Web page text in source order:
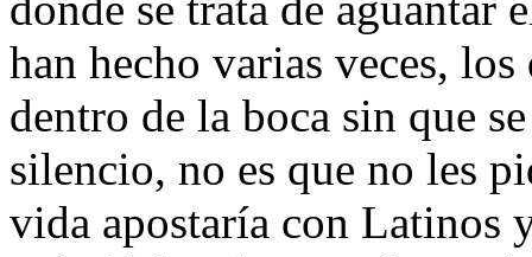
han hecho varias veces,
dentro de la boca sin que
silencio, no es que no les
vida apostaría con Latinos